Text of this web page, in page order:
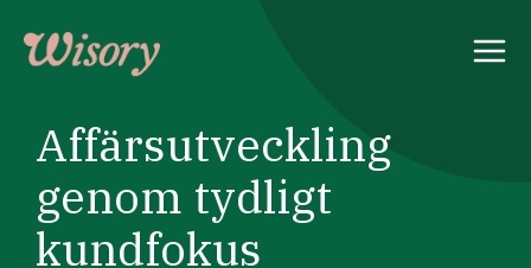
content
Affärsutveckling
genom tydligt
kundfokus